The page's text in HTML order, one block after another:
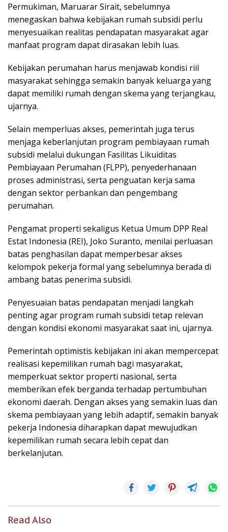
Permukiman, Maruarar Sirait, sebelumnya
menegaskan bahwa kebijakan rumah subsidi perlu
menyesuaikan realitas pendapatan masyarakat agar
manfaat program dapat dirasakan lebih luas.
Kebijakan perumahan harus menjawab kondisi riil
masyarakat sehingga semakin banyak keluarga yang
dapat memiliki rumah dengan skema yang terjangkau,
ujarnya.
Selain memperluas akses, pemerintah juga terus
menjaga keberlanjutan program pembiayaan rumah
subsidi melalui dukungan Fasilitas Likuiditas
Pembiayaan Perumahan (FLPP), penyederhanaan
proses administrasi, serta penguatan kerja sama
dengan sektor perbankan dan pengembang
perumahan.
Pengamat properti sekaligus Ketua Umum DPP Real
Estat Indonesia (REI), Joko Suranto, menilai perluasan
batas penghasilan dapat memperbesar akses
kelompok pekerja formal yang sebelumnya berada di
ambang batas penerima subsidi.
Penyesuaian batas pendapatan menjadi langkah
penting agar program rumah subsidi tetap relevan
dengan kondisi ekonomi masyarakat saat ini, ujarnya.
Pemerintah optimistis kebijakan ini akan mempercepat
realisasi kepemilikan rumah bagi masyarakat,
memperkuat sektor properti nasional, serta
memberikan efek berganda terhadap pertumbuhan
ekonomi daerah. Dengan akses yang semakin luas dan
skema pembiayaan yang lebih adaptif, semakin banyak
pekerja Indonesia diharapkan dapat mewujudkan
kepemilikan rumah secara lebih cepat dan
berkelanjutan.
Read Also